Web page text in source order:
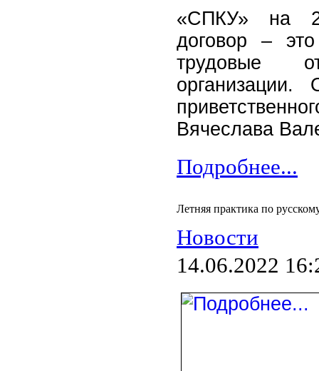
«СПКУ» на
договор –
трудовые
Вячеслава
Подробнее...
Летняя практика по
Новости
14.06.2022